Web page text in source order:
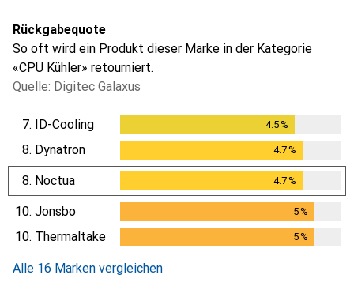
Rückgabequote
So oft wird ein Produkt dieser Marke in der Kategorie
«CPU Kühler» retourniert.
Quelle: Digitec Galaxus
7. ID-Cooling 4.5%
8. Dynatron 4.7%
8. Noctua 4.7%
10. Jonsbo 5%
5%
10. Thermaltake 5%
Alle 16 Marken vergleichen